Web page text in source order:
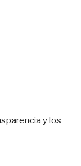
y los